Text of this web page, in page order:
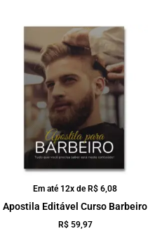
Em até 12x de R$ 6,08
Apostila Editável Curso Barbeiro
R$59,97